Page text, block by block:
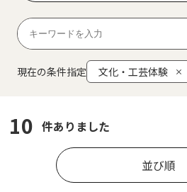
現在の条件指定 文化・工芸体験
10 件ありました
並び順